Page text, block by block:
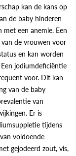
kan de kans op
de baby hinderen
een anemie. Een
de vrouwen voor
en kan worden
jodiumdeficiëntie
voor. Dit kan
van de baby
van
Er is
tijdens
voldoende
gejodeerd zout, vis,